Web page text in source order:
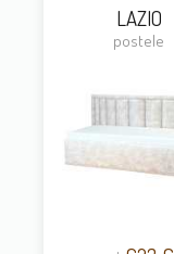
LAZIO
postele